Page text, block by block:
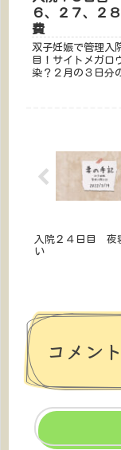
６、２７、２
費
双子妊娠で管理入
目！サイトメガロ
染？２月の３日分
いがここに綴られ
を祈って。
入院２４日目 夜
い
コメント